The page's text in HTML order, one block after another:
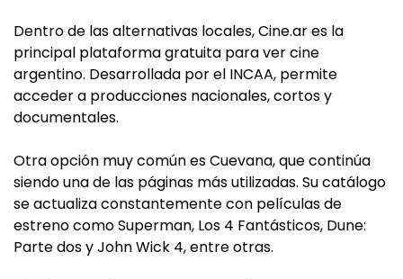
Dentro de las alternativas locales, Cine.ar es la
principal plataforma gratuita para ver cine
argentino. Desarrollada por el INCAA, permite
acceder a producciones nacionales, cortos y
documentales.
Otra opción muy común es Cuevana, que continúa
siendo una de las páginas más utilizadas. Su catálogo
se actualiza constantemente con películas de
estreno como Superman, Los 4 Fantásticos, Dune:
Parte dos y John Wick 4, entre otras.